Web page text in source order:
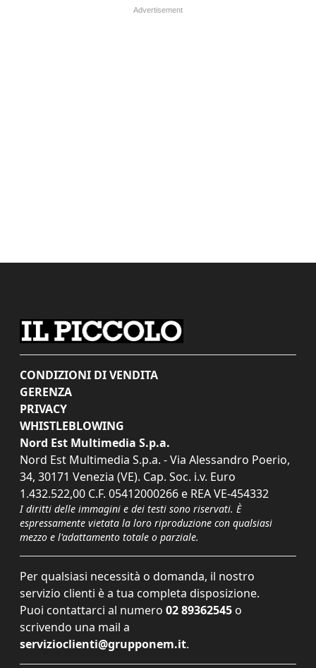
CONDIZIONI DI VENDITA
GERENZA
PRIVACY
WHISTLEBLOWING
Nord Est Multimedia S.p.a.
Nord Est Multimedia S.p.a. - Via Alessandro Poerio,
34, 30171 Venezia (VE). Cap. Soc. i.v. Euro
1.432.522,00 C.F. 05412000266 e REA VE-454332
I diritti delle immagini e dei testi sono riservati. È
espressamente vietata la loro riproduzione con qualsiasi
mezzo e l'adattamento totale o parziale.
Per qualsiasi necessità o domanda, il nostro
servizio clienti è a tua completa disposizione.
Puoi contattarci al numero 02 89362545 o
scrivendo una mail a
servizioclienti@grupponem.it.